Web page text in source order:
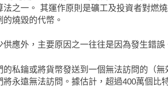
法之一。 其運作原則是礦工及投資者對燃
燒毀的代幣。
應外，主要原因之一往往是因為發生錯誤
的私鑰或將貨幣發送到一個無法訪問的（
將永遠無法訪問。據估計，超過400萬個
即市消息 最新資訊
Warren正式要求SEC調查特朗普迷因
1 年 Ago